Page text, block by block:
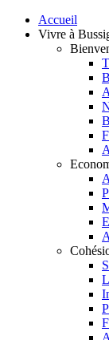
Accueil
Vivre à